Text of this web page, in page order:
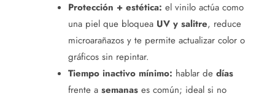
Protección + estética: el vinilo actúa como
una piel que bloquea UV y salitre, reduce
microarañazos y te permite actualizar color o
gráficos sin repintar.
Tiempo inactivo mínimo: hablar de días
frente a semanas es común; ideal si no